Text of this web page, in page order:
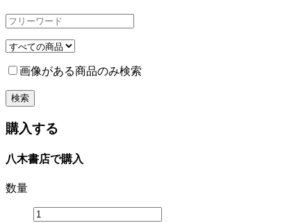
画像がある商品のみ検索
購入する
八木書店で購入
数量